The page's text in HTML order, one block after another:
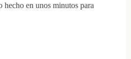
hecho en unos minutos para